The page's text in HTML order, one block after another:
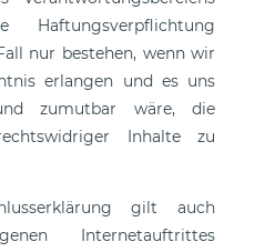
nur bestehen, wenn wir
erlangen und es uns
zumutbar wäre, die
Inhalte zu
gilt auch
Internetauftrittes